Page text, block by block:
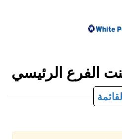
الفرع الرئيسي